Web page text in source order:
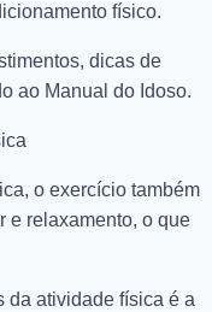
físico.
dicas de
ao Manual do Idoso.
o exercício também
e relaxamento, o que
da atividade física é a